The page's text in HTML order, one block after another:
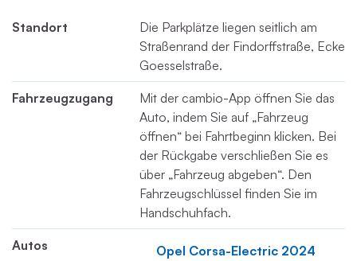
Standort
Die Parkplätze liegen seitlich am
Straßenrand der Findorffstraße, Ecke
Goesselstraße.
Fahrzeugzugang
Mit der cambio-App öffnen Sie das
Auto, indem Sie auf „Fahrzeug
öffnen“ bei Fahrtbeginn klicken. Bei
der Rückgabe verschließen Sie es
über „Fahrzeug abgeben“. Den
Fahrzeugschlüssel finden Sie im
Handschuhfach.
Autos Opel Corsa-Electric 2024